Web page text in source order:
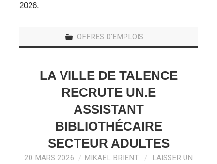
2026.
OFFRES D'EMPLOIS
LA VILLE DE TALENCE
RECRUTE UN.E
ASSISTANT
BIBLIOTHÉCAIRE
SECTEUR ADULTES
20 MARS 2026 MIKAËL BRIENT
LAISSER UN